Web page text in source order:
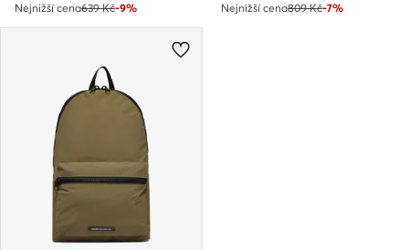
Nejnižší cena639 Kč-9%
Nejnižší cena809 Kč-7%